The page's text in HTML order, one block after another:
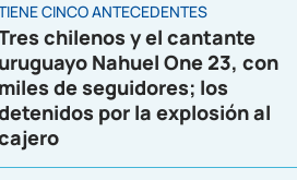
CINCO ANTECEDENTES
chilenos y el cantante
uruguayo Nahuel One 23, con
miles de seguidores; los
por la explosión al